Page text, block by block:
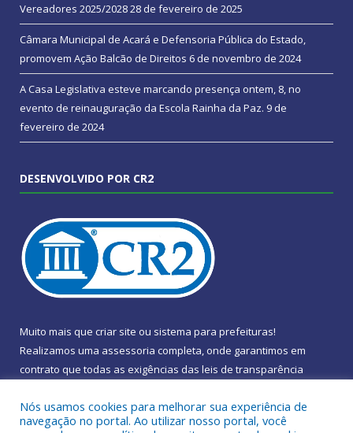
Vereadores 2025/202828 de fevereiro de 2025
Câmara Municipal de Acará e Defensoria Pública do Estado,
promovem Ação Balcão de Direitos 6 de novembro de 2024
A Casa Legislativa esteve marcando presença ontem, 8, no
evento de reinauguração da Escola Rainha da Paz. 9 de
fevereiro de 2024
DESENVOLVIDO POR CR2
Muito mais que criar site ou sistema para prefeituras!
Realizamos uma assessoria completa, onde garantimos em
contrato que todas as exigências das leis de transparência
Conheça oPNTPe oRadar da Transparência Pública
Nós usamos cookies para melhorar sua experiência de
navegação no portal. Ao utilizar nosso portal, você